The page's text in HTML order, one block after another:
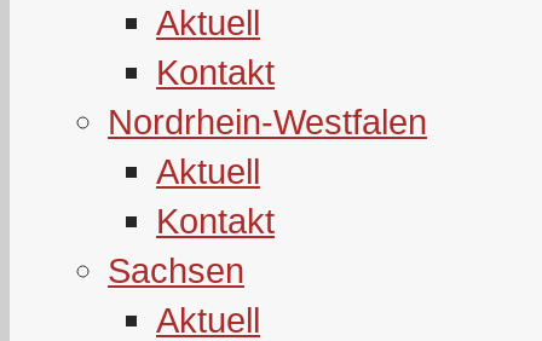
Aktuell
Kontakt
Nordrhein-Westfalen
Aktuell
Kontakt
Sachsen
Aktuell